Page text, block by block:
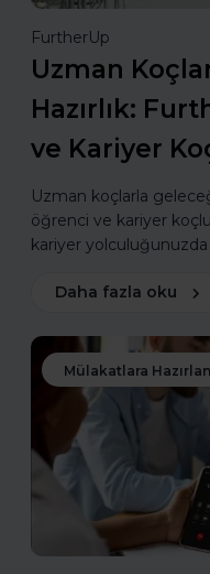
FurtherUp
Uzman
Hazırlık:
ve Kariyer
Uzman koçlarla
öğrenci ve kariyer
kariyer yolculuğunuzda
Daha fazla oku
Mülakatlara Hazırlan